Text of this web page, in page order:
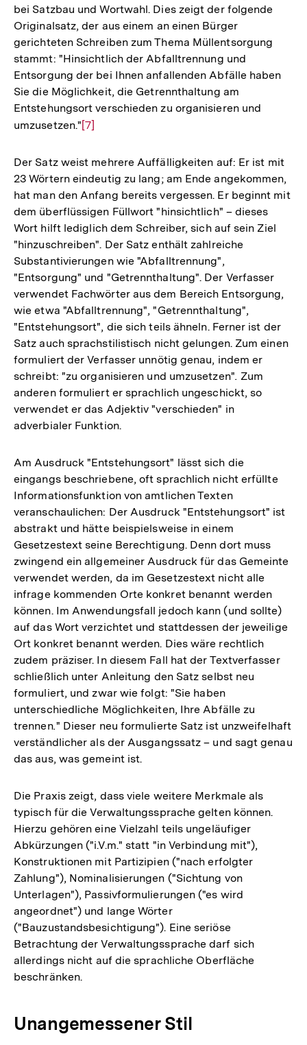
bei Satzbau und Wortwahl. Dies zeigt der folgende
Originalsatz, der aus einem an einen Bürger
gerichteten Schreiben zum Thema Müllentsorgung
stammt: "Hinsichtlich der Abfalltrennung und
Entsorgung der bei Ihnen anfallenden Abfälle haben
Sie die Möglichkeit, die Getrennthaltung am
Entstehungsort verschieden zu organisieren und
umzusetzen."Zur
der
Fußnote
[7]
Der Satz weist mehrere Auffälligkeiten auf: Er ist mit
23 Wörtern eindeutig zu lang; am Ende angekommen,
hat man den Anfang bereits vergessen. Er beginnt mit
dem überflüssigen Füllwort "hinsichtlich" – dieses
Wort hilft lediglich dem Schreiber, sich auf sein Ziel
"hinzuschreiben". Der Satz enthält zahlreiche
Substantivierungen wie "Abfalltrennung",
"Entsorgung" und "Getrennthaltung". Der Verfasser
verwendet Fachwörter aus dem Bereich Entsorgung,
wie etwa "Abfalltrennung", "Getrennthaltung",
"Entstehungsort", die sich teils ähneln. Ferner ist der
Satz auch sprachstilistisch nicht gelungen. Zum einen
formuliert der Verfasser unnötig genau, indem er
schreibt: "zu organisieren und umzusetzen". Zum
anderen formuliert er sprachlich ungeschickt, so
verwendet er das Adjektiv "verschieden" in
adverbialer Funktion.
Am Ausdruck "Entstehungsort" lässt sich die
eingangs beschriebene, oft sprachlich nicht erfüllte
Informationsfunktion von amtlichen Texten
veranschaulichen: Der Ausdruck "Entstehungsort" ist
abstrakt und hätte beispielsweise in einem
Gesetzestext seine Berechtigung. Denn dort muss
zwingend ein allgemeiner Ausdruck für das Gemeinte
verwendet werden, da im Gesetzestext nicht alle
infrage kommenden Orte konkret benannt werden
können. Im Anwendungsfall jedoch kann (und sollte)
auf das Wort verzichtet und stattdessen der jeweilige
Ort konkret benannt werden. Dies wäre rechtlich
zudem präziser. In diesem Fall hat der Textverfasser
schließlich unter Anleitung den Satz selbst neu
formuliert, und zwar wie folgt: "Sie haben
unterschiedliche Möglichkeiten, Ihre Abfälle zu
trennen." Dieser neu formulierte Satz ist unzweifelhaft
verständlicher als der Ausgangssatz – und sagt genau
das aus, was gemeint ist.
Die Praxis zeigt, dass viele weitere Merkmale als
typisch für die Verwaltungssprache gelten können.
Hierzu gehören eine Vielzahl teils ungeläufiger
Abkürzungen ("i.V.m." statt "in Verbindung mit"),
Konstruktionen mit Partizipien ("nach erfolgter
Zahlung"), Nominalisierungen ("Sichtung von
Unterlagen"), Passivformulierungen ("es wird
angeordnet") und lange Wörter
("Bauzustandsbesichtigung"). Eine seriöse
Betrachtung der Verwaltungssprache darf sich
allerdings nicht auf die sprachliche Oberfläche
beschränken.
Unangemessener Stil